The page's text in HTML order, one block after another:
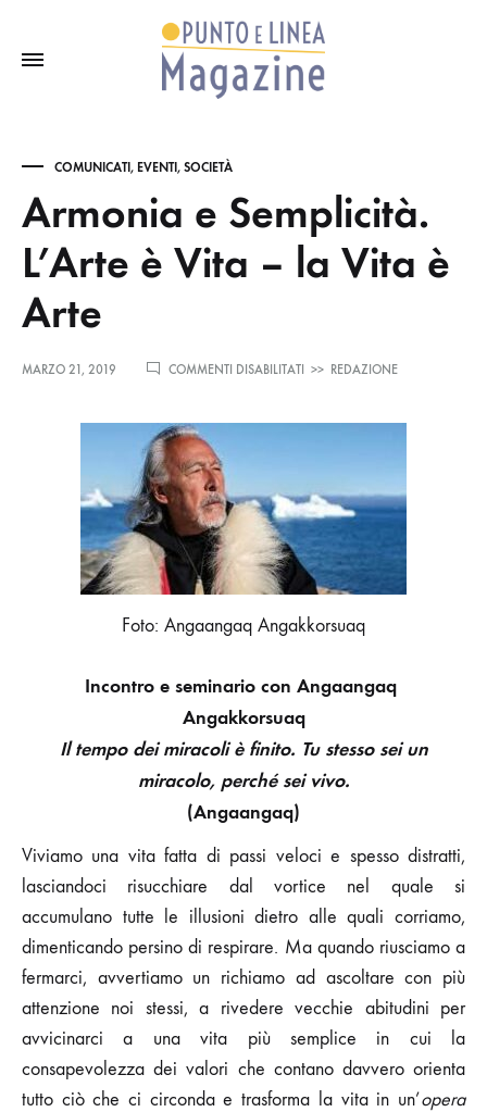
COMUNICATI, EVENTI, SOCIETÀ
Armonia e Semplicità.
L’Arte è Vita – la Vita è
Arte
MARZO 21, 2019 COMMENTI DISABILITATI
SU
SEMPLICITÀ.
–
LA
VITA
È
ARTE
>> REDAZIONE
Foto: Angaangaq Angakkorsuaq
Incontro e seminario con Angaangaq
Angakkorsuaq
Il tempo dei miracoli è finito. Tu stesso sei un
miracolo, perché sei vivo.
(Angaangaq)
Viviamo una vita fatta di passi veloci e spesso distratti,
lasciandoci risucchiare dal vortice nel quale si
accumulano tutte le illusioni dietro alle quali corriamo,
dimenticando persino di respirare. Ma quando riusciamo a
fermarci, avvertiamo un richiamo ad ascoltare con più
attenzione noi stessi, a rivedere vecchie abitudini per
avvicinarci a una vita più semplice in cui la
consapevolezza dei valori che contano davvero orienta
tutto ciò che ci circonda e trasforma la vita in un’opera